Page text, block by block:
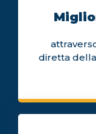
diretta